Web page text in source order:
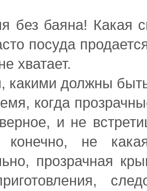
без баяна! Какая
посуда
хватает.
какими должны
когда
и не
не
прозрачная